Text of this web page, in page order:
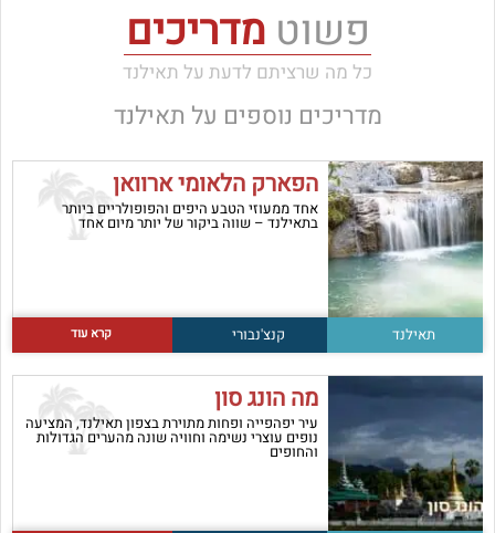
פשוטמדריכים
כל מה שרציתם לדעת על תאילנד
מדריכים נוספים על תאילנד
הפארק הלאומי ארוואן
אחד ממעוזי הטבע היפים והפופולריים ביותר
בתאילנד – שווה ביקור של יותר מיום אחד
תאילנד קנצ'נבורי קרא עוד
מה הונג סון
עיר יפהפייה ופחות מתוירת בצפון תאילנד, המציעה
נופים עוצרי נשימה וחוויה שונה מהערים הגדולות
והחופים